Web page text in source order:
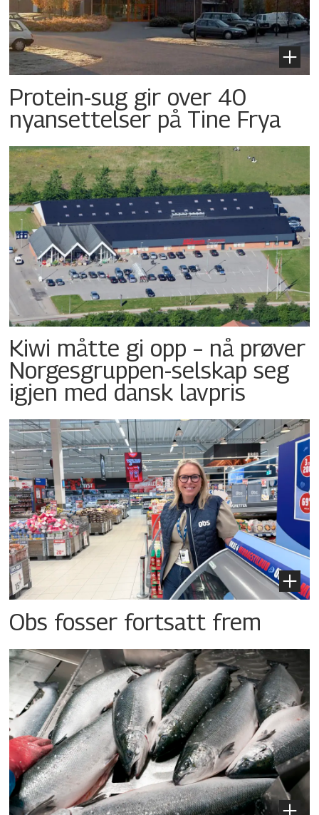
Protein-sug gir over 40
nyansettelser på Tine Frya
Kiwi måtte gi opp – nå prøver
Norgesgruppen-selskap seg
igjen med dansk lavpris
Obs fosser fortsatt frem